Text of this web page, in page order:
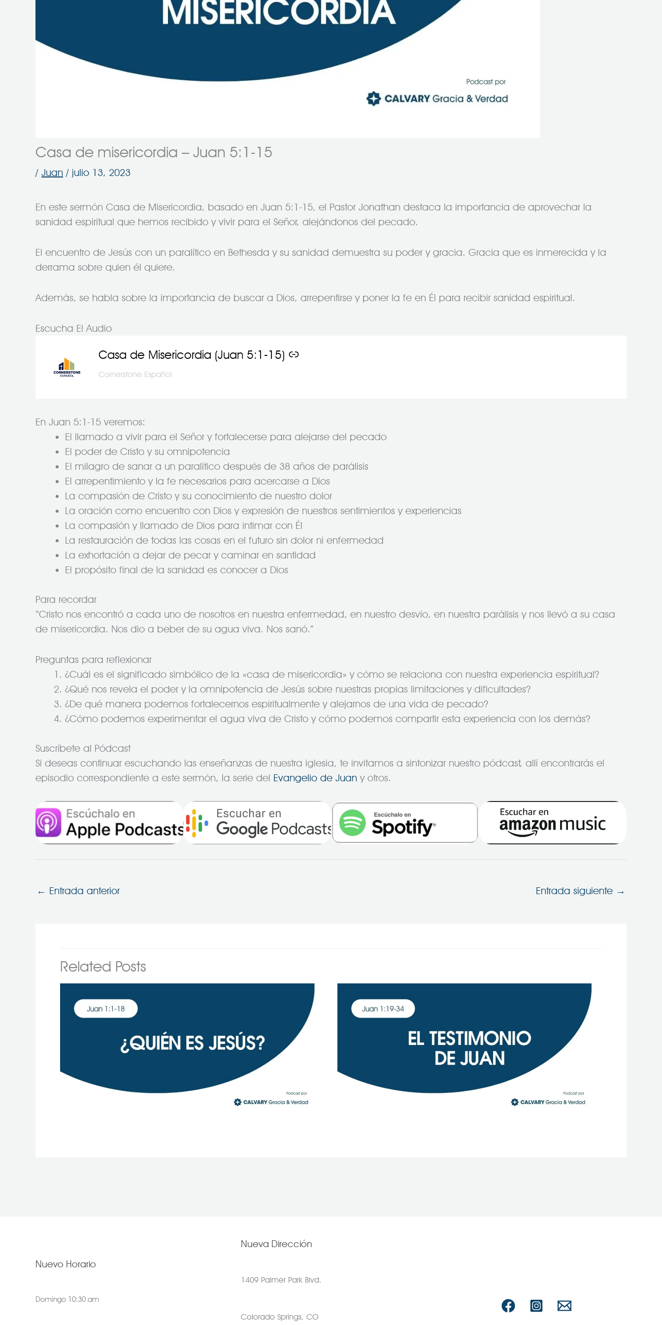
Casa de misericordia – Juan 5:1-15
/ Juan / julio 13, 2023
En este sermón Casa de Misericordia, basado en Juan 5:1-15, el Pastor Jonathan destaca la importancia de aprovechar la
sanidad espiritual que hemos recibido y vivir para el Señor, alejándonos del pecado.
El encuentro de Jesús con un paralítico en Bethesda y su sanidad demuestra su poder y gracia. Gracia que es inmerecida y la
derrama sobre quien él quiere.
Además, se habla sobre la importancia de buscar a Dios, arrepentirse y poner la fe en Él para recibir sanidad espiritual.
Escucha El Audio
Casa de Misericordia (Juan 5:1-15)
–
Cornerstone Español
En Juan 5:1-15 veremos:
El llamado a vivir para el Señor y fortalecerse para alejarse del pecado
El poder de Cristo y su omnipotencia
El milagro de sanar a un paralítico después de 38 años de parálisis
El arrepentimiento y la fe necesarios para acercarse a Dios
La compasión de Cristo y su conocimiento de nuestro dolor
La oración como encuentro con Dios y expresión de nuestros sentimientos y experiencias
La compasión y llamado de Dios para intimar con Él
La restauración de todas las cosas en el futuro sin dolor ni enfermedad
La exhortación a dejar de pecar y caminar en santidad
El propósito final de la sanidad es conocer a Dios
Para recordar
“Cristo nos encontró a cada uno de nosotros en nuestra enfermedad, en nuestro desvío, en nuestra parálisis y nos llevó a su casa
de misericordia. Nos dio a beber de su agua viva. Nos sanó.”
Preguntas para reflexionar
¿Cuál es el significado simbólico de la «casa de misericordia» y cómo se relaciona con nuestra experiencia espiritual?
¿Qué nos revela el poder y la omnipotencia de Jesús sobre nuestras propias limitaciones y dificultades?
¿De qué manera podemos fortalecernos espiritualmente y alejarnos de una vida de pecado?
¿Cómo podemos experimentar el agua viva de Cristo y cómo podemos compartir esta experiencia con los demás?
Suscríbete al Pódcast
Si deseas continuar escuchando las enseñanzas de nuestra iglesia, te invitamos a sintonizar nuestro pódcast, allí encontrarás el
episodio correspondiente a este sermón, la serie del Evangelio de Juan y otros.
← Entrada anterior Entrada siguiente →
Related Posts
Nuevo Horario
Domingo 10:30 am
Nueva Dirección
1409 Palmer Park Blvd.
Colorado Springs, CO